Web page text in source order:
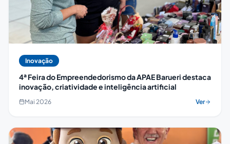
Inovação
4ª Feira do Empreendedorismo da APAE Barueri destaca
inovação, criatividade e inteligência artificial
Mai 2026 Ver